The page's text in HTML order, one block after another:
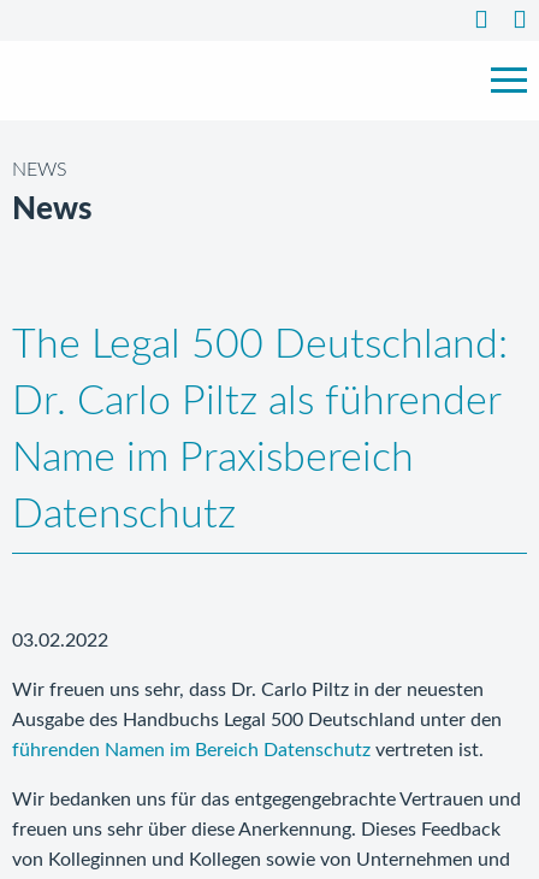
NEWS
News
The Legal 500 Deutschland:
Dr. Carlo Piltz als führender
Name im Praxisbereich
Datenschutz
03.02.2022
Wir freuen uns sehr, dass Dr. Carlo Piltz in der neuesten
Ausgabe des Handbuchs Legal 500 Deutschland unter den
führenden Namen im Bereich Datenschutz vertreten ist.
Wir bedanken uns für das entgegengebrachte Vertrauen und
freuen uns sehr über diese Anerkennung. Dieses Feedback
von Kolleginnen und Kollegen sowie von Unternehmen und